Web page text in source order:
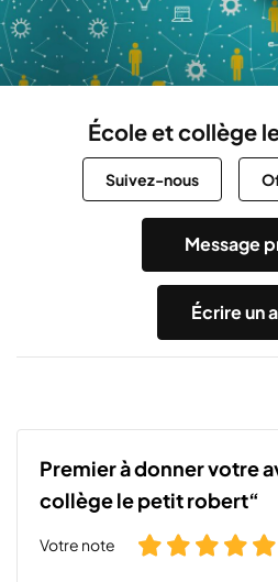
École et collège
Suivez-nous
Message
Écrire un
Premier à donner votre
collège le petit robert“
Votre note